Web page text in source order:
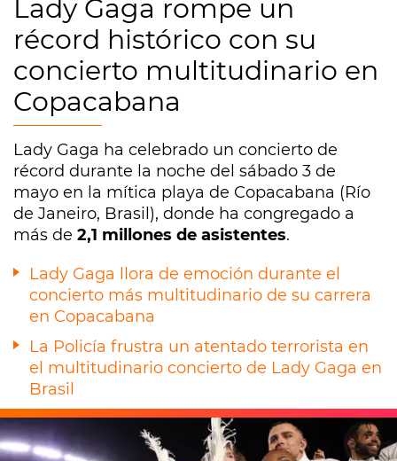
Lady Gaga rompe un
récord histórico con su
concierto multitudinario en
Copacabana
Lady Gaga ha celebrado un concierto de
récord durante la noche del sábado 3 de
mayo en la mítica playa de Copacabana (Río
de Janeiro, Brasil), donde ha congregado a
más de 2,1 millones de asistentes.
Lady Gaga llora de emoción durante el
concierto más multitudinario de su carrera
en Copacabana
La Policía frustra un atentado terrorista en
el multitudinario concierto de Lady Gaga en
Brasil